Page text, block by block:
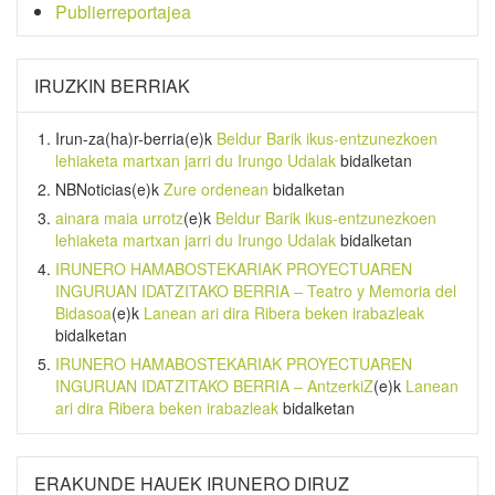
Publierreportajea
IRUZKIN BERRIAK
Irun-za(ha)r-berria(e)k Beldur Barik ikus-entzunezkoen
lehiaketa martxan jarri du Irungo Udalak bidalketan
NBNoticias(e)k Zure ordenean bidalketan
ainara maia urrotz(e)k Beldur Barik ikus-entzunezkoen
lehiaketa martxan jarri du Irungo Udalak bidalketan
IRUNERO HAMABOSTEKARIAK PROYECTUAREN
INGURUAN IDATZITAKO BERRIA – Teatro y Memoria del
Bidasoa(e)k Lanean ari dira Ribera beken irabazleak
bidalketan
IRUNERO HAMABOSTEKARIAK PROYECTUAREN
INGURUAN IDATZITAKO BERRIA – AntzerkiZ(e)k Lanean
ari dira Ribera beken irabazleak bidalketan
ERAKUNDE HAUEK IRUNERO DIRUZ